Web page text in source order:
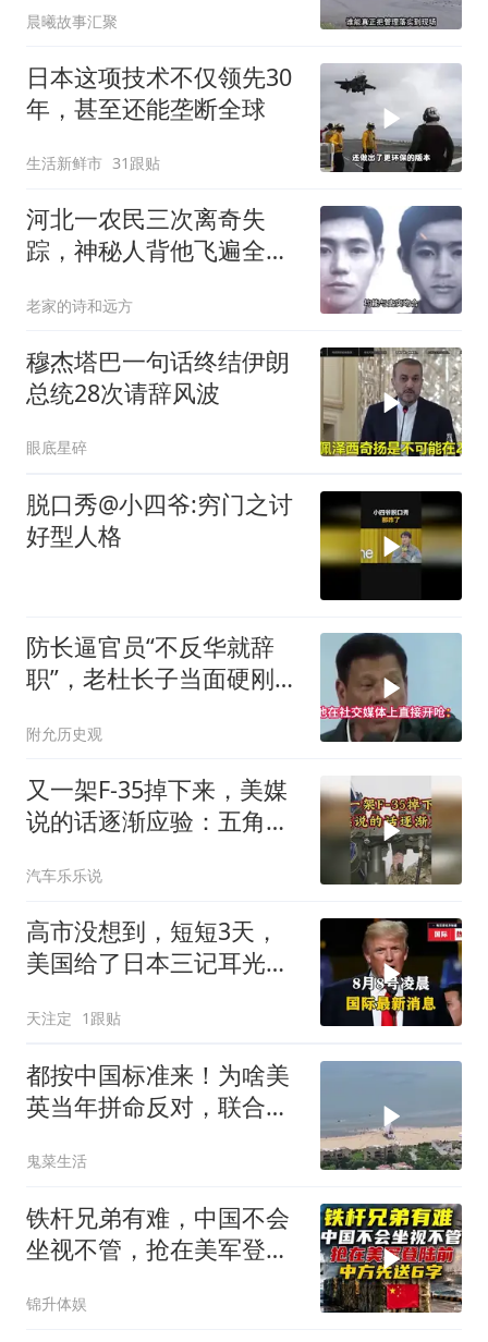
晨曦故事汇聚
日本这项技术不仅领先30
年，甚至还能垄断全球
生活新鲜市 31跟贴
河北一农民三次离奇失
踪，神秘人背他飞遍全中
老家的诗和远方
穆杰塔巴一句话终结伊朗
总统28次请辞风波
眼底星碎
脱口秀@小四爷:穷门之讨
好型人格
防长逼官员“不反华就辞
职”，老杜长子当面硬刚：
附允历史观
又一架F-35掉下来，美媒
说的话逐渐应验：五角大
汽车乐乐说
高市没想到，短短3天，
美国给了日本三记耳光，
天注定 1跟贴
都按中国标准来！为啥美
英当年拼命反对，联合国
鬼菜生活
铁杆兄弟有难，中国不会
坐视不管，抢在美军登陆
锦升体娱